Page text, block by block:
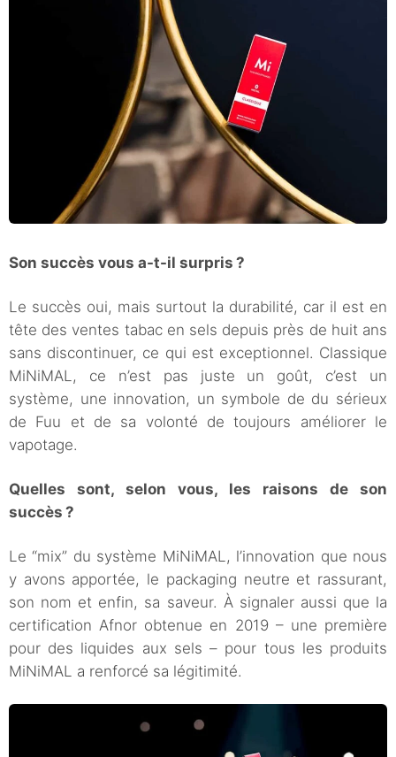
Son succès vous a-t-il surpris ?
Le succès oui, mais surtout la durabilité, car il est en
tête des ventes tabac en sels depuis près de huit ans
sans discontinuer, ce qui est exceptionnel. Classique
MiNiMAL, ce n’est pas juste un goût, c’est un
système, une innovation, un symbole de du sérieux
de Fuu et de sa volonté de toujours améliorer le
vapotage.
Quelles sont, selon vous, les raisons de son
succès ?
Le “mix” du système MiNiMAL, l’innovation que nous
y avons apportée, le packaging neutre et rassurant,
son nom et enfin, sa saveur. À signaler aussi que la
certification Afnor obtenue en 2019 – une première
pour des liquides aux sels – pour tous les produits
MiNiMAL a renforcé sa légitimité.